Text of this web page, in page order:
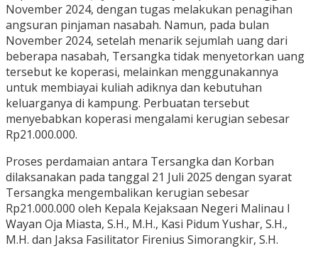
November 2024, dengan tugas melakukan penagihan
angsuran pinjaman nasabah. Namun, pada bulan
November 2024, setelah menarik sejumlah uang dari
beberapa nasabah, Tersangka tidak menyetorkan uang
tersebut ke koperasi, melainkan menggunakannya
untuk membiayai kuliah adiknya dan kebutuhan
keluarganya di kampung. Perbuatan tersebut
menyebabkan koperasi mengalami kerugian sebesar
Rp21.000.000.
Proses perdamaian antara Tersangka dan Korban
dilaksanakan pada tanggal 21 Juli 2025 dengan syarat
Tersangka mengembalikan kerugian sebesar
Rp21.000.000 oleh Kepala Kejaksaan Negeri Malinau I
Wayan Oja Miasta, S.H., M.H., Kasi Pidum Yushar, S.H.,
M.H. dan Jaksa Fasilitator Firenius Simorangkir, S.H.